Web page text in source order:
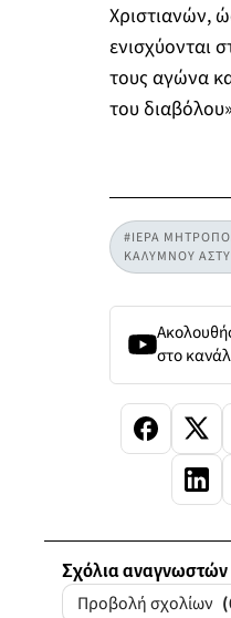
Χριστιανών,
ενισχύονται
τους αγώνα
του
#ΙΕΡΑ
ΚΑΛΥΜΝΟΥ
στο
Σχόλια αναγνωστών
Προβολή σχολίων